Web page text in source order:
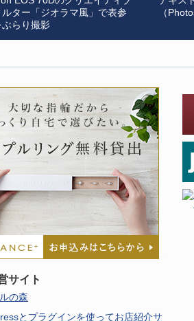
ルター「ジオラマ風」で表参
ぶらり撮影
（
サイト
の森
とプラグインを使ってお店紹介サ